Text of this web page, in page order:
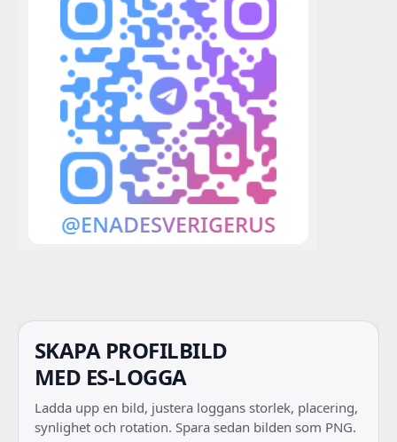
SKAPA PROFILBILD
MED ES-LOGGA
Ladda upp en bild, justera loggans storlek, placering,
synlighet och rotation. Spara sedan bilden som PNG.